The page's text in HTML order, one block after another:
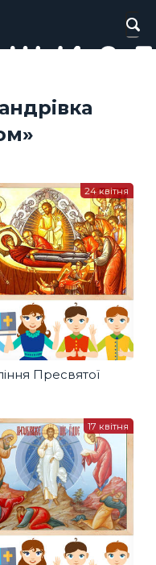
Пресвятої
24 квітня
17 квітня